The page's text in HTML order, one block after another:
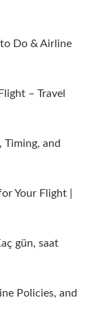
Do & Airline
– Travel
Timing, and
Your Flight |
gün, saat
Policies, and